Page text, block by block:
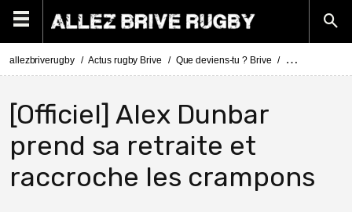
allezbriverugby Actus rugby Brive Que deviens-tu ? Brive Alex Dunbar
[Officiel] Alex Dunbar
prend sa retraite et
raccroche les crampons